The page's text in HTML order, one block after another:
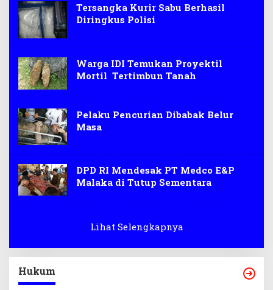
Tersangka Kurir Sabu Berhasil
Diringkus Polisi
Warga IDI Temukan Proyektil
Mortil Tertimbun Tanah
Pelaku Pencurian Dibabak Belur
Masa
DPD RI Mendesak PT Medco E&P
Malaka di Tutup Sementara
Lihat Selengkapnya
Hukum